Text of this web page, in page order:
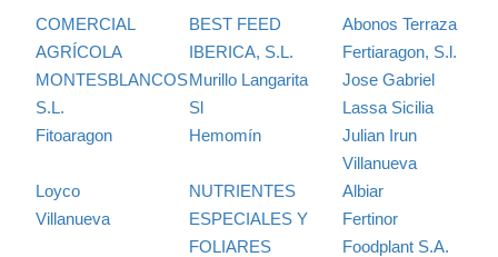
COMERCIAL
AGRÍCOLA
MONTESBLANCOS
S.L.
BEST FEED
IBERICA, S.L.
Abonos Terraza
Fertiaragon, S.l.
Murillo Langarita
Sl
Jose Gabriel
Lassa Sicilia
Fitoaragon
Hemomín
Julian Irun
Villanueva
Loyco
Villanueva
NUTRIENTES
ESPECIALES Y
FOLIARES
Albiar
Fertinor
Foodplant S.A.